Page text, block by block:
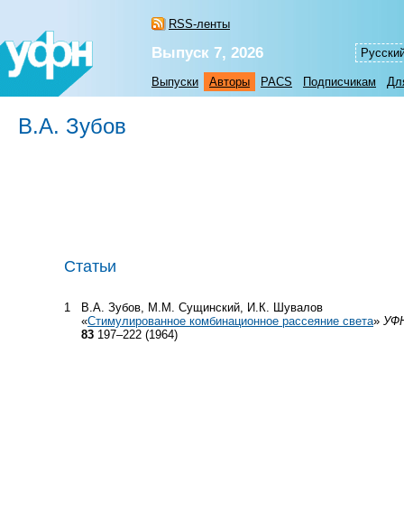
RSS-ленты
Выпуск 7, 2026
Выпуски Авторы PACS Подписчикам
В.А. Зубов
Статьи
1
В.А. Зубов, М.М. Сущинский, И.К. Шувалов
«Стимулированное комбинационное рассеяние света»
83 197–222 (1964)